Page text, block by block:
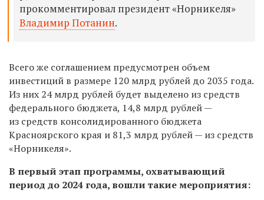
прокомментировал президент «Норникеля»
Владимир Потанин.
Всего же соглашением предусмотрен объем
инвестиций в размере 120 млрд рублей до 2035 года.
Из них 24 млрд рублей будет выделено из средств
федерального бюджета, 14,8 млрд рублей —
из средств консолидированного бюджета
Красноярского края и 81,3 млрд рублей — из средств
«Норникеля».
В первый этап программы, охватывающий
период до 2024 года, вошли такие мероприятия: